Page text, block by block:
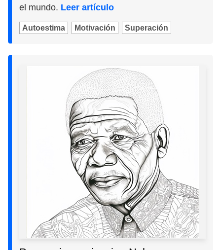
el mundo. Leer artículo
Autoestima Motivación Superación